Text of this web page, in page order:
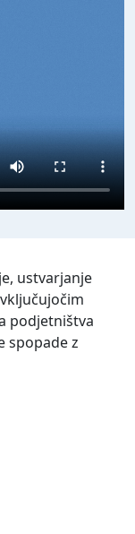
ustvarjanje
podjetništva
spopade z